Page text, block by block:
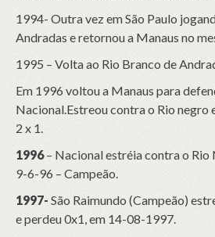
1994- Outra vez em São Paulo
Andradas e retornou a Manaus no
1995 – Volta ao Rio Branco de
Em 1996 voltou a Manaus para
Nacional.Estreou contra o Rio negro
2 x 1.
1996– Nacional estréia contra o Rio
9-6-96 – Campeão.
1997- São Raimundo (Campeão)
e perdeu 0x1, em 14-08-1997.